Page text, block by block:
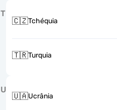
T
🇨🇿Tchéquia
🇹🇷Turquia
U
🇺🇦Ucrânia